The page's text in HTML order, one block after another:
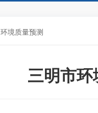
环境质量预测
三明市环